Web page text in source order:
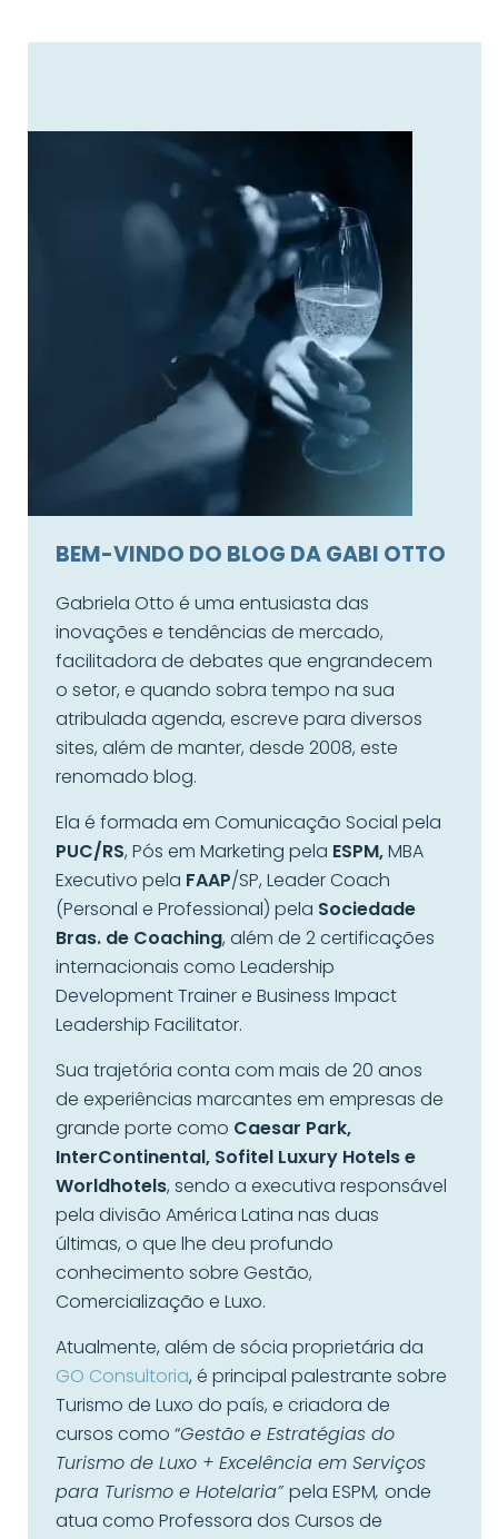
BEM-VINDO DO BLOG DA GABI OTTO
Gabriela Otto é uma entusiasta das
inovações e tendências de mercado,
facilitadora de debates que engrandecem
o setor, e quando sobra tempo na sua
atribulada agenda, escreve para diversos
sites, além de manter, desde 2008, este
renomado blog.
Ela é formada em Comunicação Social pela
PUC/RS, Pós em Marketing pela ESPM,MBA
Executivo pela FAAP/SP, Leader Coach
(Personal e Professional) pela Sociedade
Bras. de Coaching, além de 2 certificações
internacionais como Leadership
Development Trainer e Business Impact
Leadership Facilitator.
Sua trajetória conta com mais de 20 anos
de experiências marcantes em empresas de
grande porte como Caesar Park,
InterContinental, Sofitel Luxury Hotels e
Worldhotels, sendo a executiva responsável
pela divisão América Latina nas duas
últimas, o que lhe deu profundo
conhecimento sobre Gestão,
Comercialização e Luxo.
Atualmente, além de sócia proprietária da
GO Consultoria, é principal palestrante sobre
Turismo de Luxo do país, e criadora de
cursos como “Gestão e Estratégias do
Turismo de Luxo + Excelência em Serviços
para Turismo e Hotelaria”pela ESPM, onde
atua como Professora dos Cursos de